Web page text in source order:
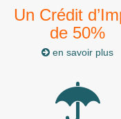
Un Crédit
de 50%
en savoir plus